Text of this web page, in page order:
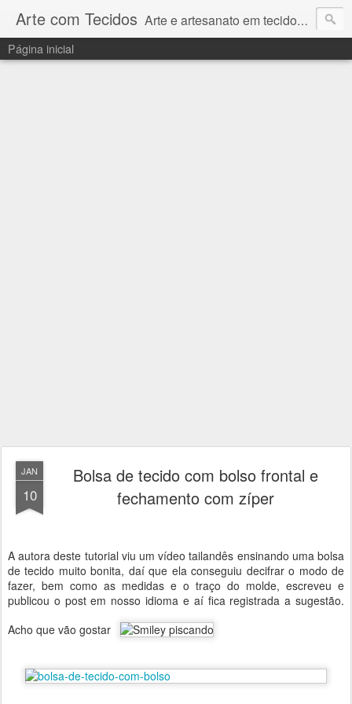
Arte com Tecidos Arte e artesanato em tecidos e sintéticos. Um catálogo incrível de tutoriais escritos e gravados em vídeos por artesãos e artesãs do Brasil e do Exterior e também vídeos autorais sobre modelagem em Corel Draw
Página inicial
JAN
10
Bolsa de tecido com bolso frontal e
fechamento com zíper
A autora deste tutorial viu um vídeo tailandês ensinando uma bolsa
de tecido muito bonita, daí que ela conseguiu decifrar o modo de
fazer, bem como as medidas e o traço do molde, escreveu e
publicou o post em nosso idioma e aí fica registrada a sugestão.
Acho que vão gostar